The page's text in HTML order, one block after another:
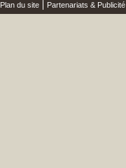
Plan du site Partenariats & Publicité